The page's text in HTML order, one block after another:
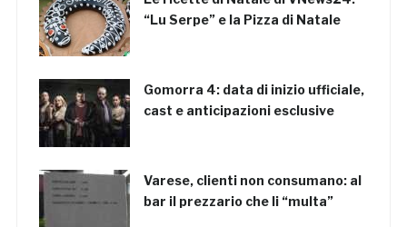
“Lu Serpe” e la Pizza di Natale
Gomorra 4: data di inizio ufficiale,
cast e anticipazioni esclusive
Varese, clienti non consumano: al
bar il prezzario che li “multa”